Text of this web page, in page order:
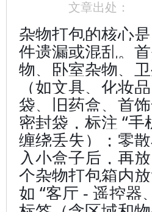
文章出处：
杂物打包的核心
件遗漏或混乱。
物、卧室杂物、
（如文具、化妆
袋、旧药盒、首
密封袋，标注 “
缠绕丢失）；零
入小盒子后，再
个杂物打包箱内
如 “客厅 - 遥控器